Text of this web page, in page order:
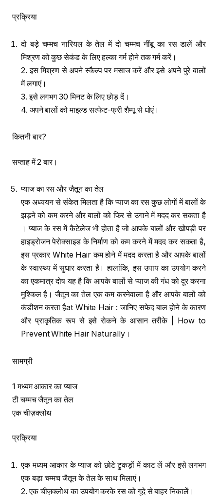
प्रक्रिया
दो बड़े चम्मच नारियल के तेल में दो चम्मच नींबू का रस डालें और
मिश्रण को कुछ सेकंड के लिए हल्का गर्म होने तक गर्म करें।
2. इस मिश्रण से अपने स्कैल्प पर मसाज करें और इसे अपने पुरे बालों
में लगाएं।
3. इसे लगभग 30 मिनट के लिए छोड़ दें।
4. अपने बालों को माइल्ड सल्फेट-फ्री शैम्पू से धोएं।
कितनी बार?
सप्ताह में 2 बार।
प्याज का रस और जैतून का तेल
एक अध्ययन से संकेत मिलता है कि प्याज का रस कुछ लोगों में बालों के
झड़ने को कम करने और बालों को फिर से उगाने में मदद कर सकता है
। प्याज के रस में कैटेलेज भी होता है जो आपके बालों और खोपड़ी पर
हाइड्रोजन पेरोक्साइड के निर्माण को कम करने में मदद कर सकता है,
इस प्रकार White Hair कम होने में मदद करता है और आपके बालों
के स्वास्थ्य में सुधार करता है। हालांकि, इस उपाय का उपयोग करने
का एकमात्र दोष यह है कि आपके बालों से प्याज की गंध को दूर करना
मुश्किल है। जैतून का तेल एक कम करनेवाला है और आपके बालों को
कंडीशन करता हैat White Hair : जानिए सफेद बाल होने के कारण
और प्राकृतिक रूप से इसे रोकने के आसान तरीके | How to
Prevent White Hair Naturally।
सामग्री
1 मध्यम आकार का प्याज
टी चम्मच जैतून का तेल
एक चीज़क्लोथ
प्रक्रिया
एक मध्यम आकार के प्याज को छोटे टुकड़ों में काट लें और इसे लगभग
एक बड़ा चम्मच जैतून के तेल के साथ मिलाएं।
2. एक चीज़क्लोथ का उपयोग करके रस को गूदे से बाहर निकालें।